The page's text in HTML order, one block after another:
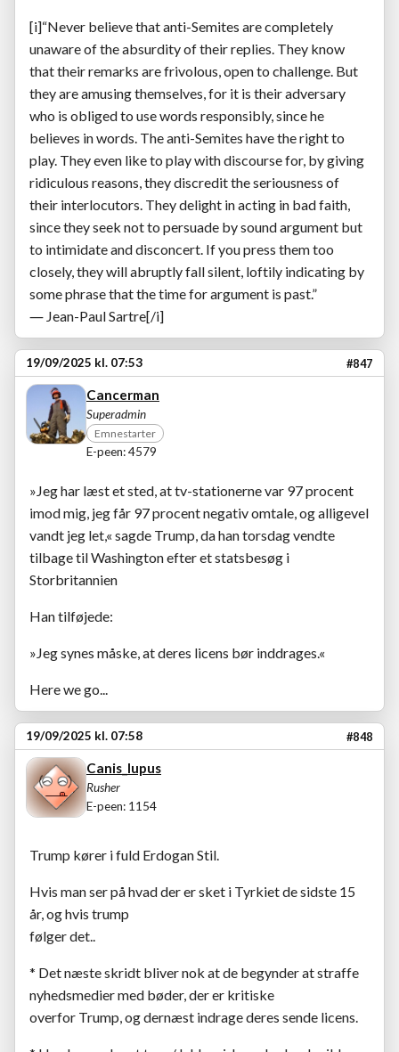
[i]“Never believe that anti-Semites are completely
unaware of the absurdity of their replies. They know
that their remarks are frivolous, open to challenge. But
they are amusing themselves, for it is their adversary
who is obliged to use words responsibly, since he
believes in words. The anti-Semites have the right to
play. They even like to play with discourse for, by giving
ridiculous reasons, they discredit the seriousness of
their interlocutors. They delight in acting in bad faith,
since they seek not to persuade by sound argument but
to intimidate and disconcert. If you press them too
closely, they will abruptly fall silent, loftily indicating by
some phrase that the time for argument is past.”
― Jean-Paul Sartre[/i]
19/09/2025 kl. 07:53 #847
Cancerman
Superadmin
Emnestarter
E-peen: 4579
»Jeg har læst et sted, at tv-stationerne var 97 procent
imod mig, jeg får 97 procent negativ omtale, og alligevel
vandt jeg let,« sagde Trump, da han torsdag vendte
tilbage til Washington efter et statsbesøg i
Storbritannien
Han tilføjede:
»Jeg synes måske, at deres licens bør inddrages.«
Here we go...
19/09/2025 kl. 07:58 #848
Canis_lupus
Rusher
E-peen: 1154
Trump kører i fuld Erdogan Stil.
Hvis man ser på hvad der er sket i Tyrkiet de sidste 15
år, og hvis trump
følger det..
* Det næste skridt bliver nok at de begynder at straffe
nyhedsmedier med bøder, der er kritiske
overfor Trump, og dernæst indrage deres sende licens.